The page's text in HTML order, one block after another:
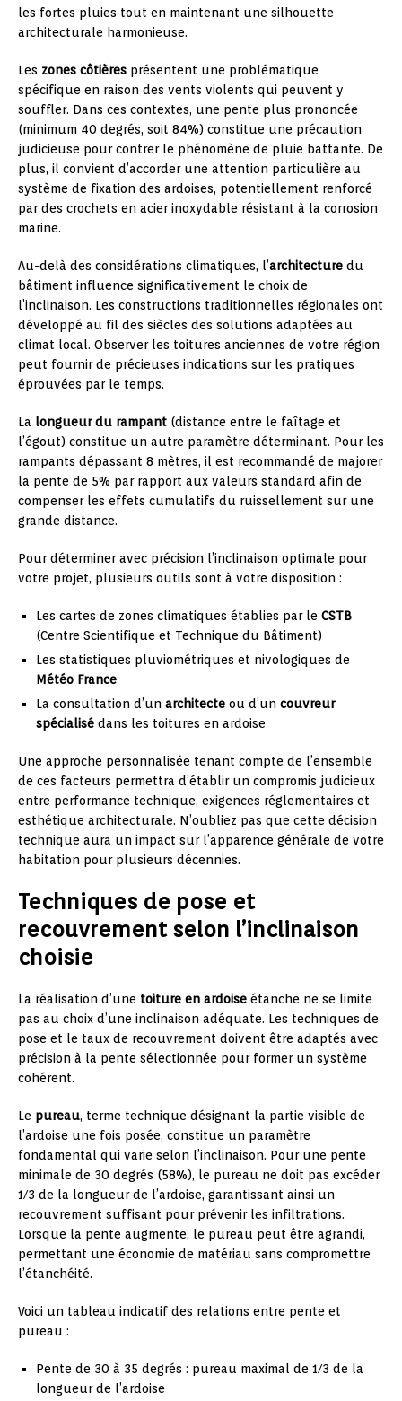
les fortes pluies tout en maintenant une silhouette
architecturale harmonieuse.
Les zones côtières présentent une problématique
spécifique en raison des vents violents qui peuvent y
souffler. Dans ces contextes, une pente plus prononcée
(minimum 40 degrés, soit 84%) constitue une précaution
judicieuse pour contrer le phénomène de pluie battante. De
plus, il convient d’accorder une attention particulière au
système de fixation des ardoises, potentiellement renforcé
par des crochets en acier inoxydable résistant à la corrosion
marine.
Au-delà des considérations climatiques, l’architecture du
bâtiment influence significativement le choix de
l’inclinaison. Les constructions traditionnelles régionales ont
développé au fil des siècles des solutions adaptées au
climat local. Observer les toitures anciennes de votre région
peut fournir de précieuses indications sur les pratiques
éprouvées par le temps.
La longueur du rampant (distance entre le faîtage et
l’égout) constitue un autre paramètre déterminant. Pour les
rampants dépassant 8 mètres, il est recommandé de majorer
la pente de 5% par rapport aux valeurs standard afin de
compenser les effets cumulatifs du ruissellement sur une
grande distance.
Pour déterminer avec précision l’inclinaison optimale pour
votre projet, plusieurs outils sont à votre disposition :
Les cartes de zones climatiques établies par le CSTB
(Centre Scientifique et Technique du Bâtiment)
Les statistiques pluviométriques et nivologiques de
Météo France
La consultation d’un architecte ou d’un couvreur
spécialisé dans les toitures en ardoise
Une approche personnalisée tenant compte de l’ensemble
de ces facteurs permettra d’établir un compromis judicieux
entre performance technique, exigences réglementaires et
esthétique architecturale. N’oubliez pas que cette décision
technique aura un impact sur l’apparence générale de votre
habitation pour plusieurs décennies.
Techniques de pose et
recouvrement selon l’inclinaison
choisie
La réalisation d’une toiture en ardoise étanche ne se limite
pas au choix d’une inclinaison adéquate. Les techniques de
pose et le taux de recouvrement doivent être adaptés avec
précision à la pente sélectionnée pour former un système
cohérent.
Le pureau, terme technique désignant la partie visible de
l’ardoise une fois posée, constitue un paramètre
fondamental qui varie selon l’inclinaison. Pour une pente
minimale de 30 degrés (58%), le pureau ne doit pas excéder
1/3 de la longueur de l’ardoise, garantissant ainsi un
recouvrement suffisant pour prévenir les infiltrations.
Lorsque la pente augmente, le pureau peut être agrandi,
permettant une économie de matériau sans compromettre
l’étanchéité.
Voici un tableau indicatif des relations entre pente et
pureau :
Pente de 30 à 35 degrés : pureau maximal de 1/3 de la
longueur de l’ardoise